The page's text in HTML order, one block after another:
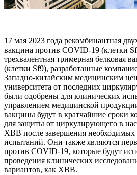
17 мая 2023 года рекомбинантная
вакцина против COVID-19 (клетки
трехвалентная тримерная белковая
(клетки Sf9), разработанные
Западно-китайским медицинским
университета от последних
были одобрены для клинических
управлением медицинской
вакцины будут в кратчайшие сроки
для защиты от циркулирующего в
XBB после завершения
испытаний. Они также являются
против COVID-19, которые будут
проведения клинических
вариантов, как XBB.